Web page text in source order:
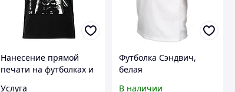
Нанесение прямой
печати на футболках и
Услуга
Футболка Сэндвич,
белая
В наличии